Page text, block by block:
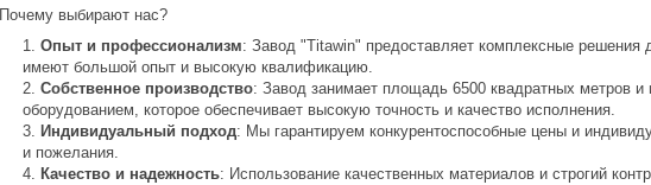
Почему выбирают нас?
Опыт и профессионализм: Завод "Titawin" предоставляет комплексные
имеют большой опыт и высокую квалификацию.
Собственное производство: Завод занимает площадь 6500 квадратных метров
оборудованием, которое обеспечивает высокую точность и качество исполнения.
Индивидуальный подход: Мы гарантируем конкурентоспособные цены и
и пожелания.
Качество и надежность: Использование качественных материалов и строгий